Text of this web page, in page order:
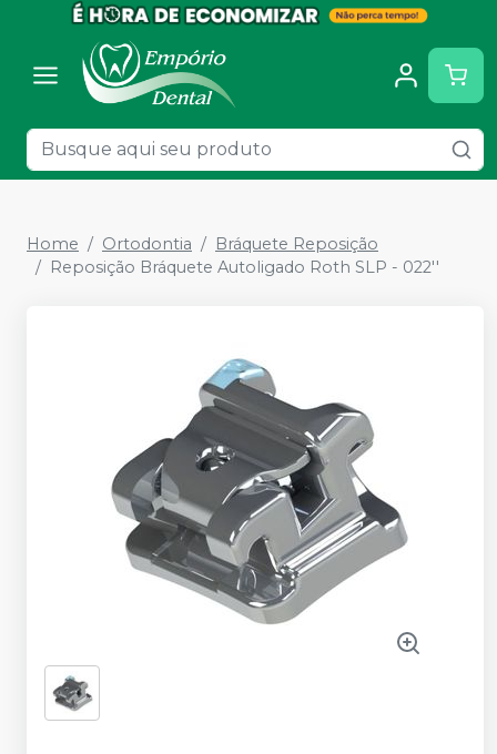
Home Ortodontia
Bráquete Reposição
Reposição Bráquete Autoligado Roth SLP - 022''